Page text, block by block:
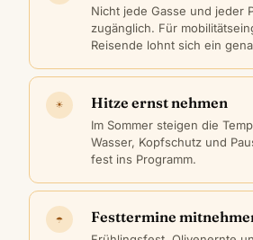
Nicht jede Gasse und jeder
zugänglich. Für
Reisende lohnt sich ein
☀ Hitze ernst nehmen
Im Sommer steigen die
Wasser, Kopfschutz und
fest ins Programm.
☂ Festtermine